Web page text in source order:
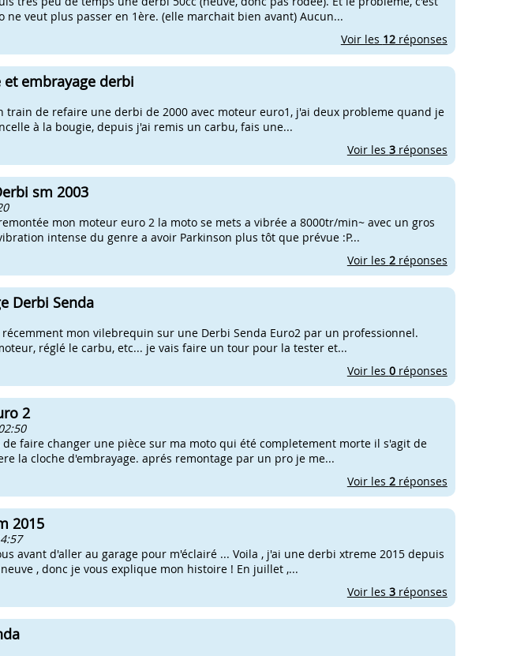
ne veut plus passer en 1ère. (elle marchait bien avant) Aucun...
Voir les 12réponses
embrayage derbi
train de refaire une derbi de 2000 avec moteur euro1, j'ai deux probleme quand je
à la bougie, depuis j'ai remis un carbu, fais une...
Voir les 3réponses
sm 2003
mon moteur euro 2 la moto se mets a vibrée a 8000tr/min~ avec un gros
intense du genre a avoir Parkinson plus tôt que prévue :P...
Voir les 2réponses
Derbi Senda
récemment mon vilebrequin sur une Derbi Senda Euro2 par un professionnel.
réglé le carbu, etc... je vais faire un tour pour la tester et...
Voir les 0réponses
2
faire changer une pièce sur ma moto qui été completement morte il s'agit de
la cloche d'embrayage. aprés remontage par un pro je me...
Voir les 2réponses
2015
avant d'aller au garage pour m'éclairé ... Voila , j'ai une derbi xtreme 2015 depuis
, donc je vous explique mon histoire ! En juillet ,...
Voir les 3réponses